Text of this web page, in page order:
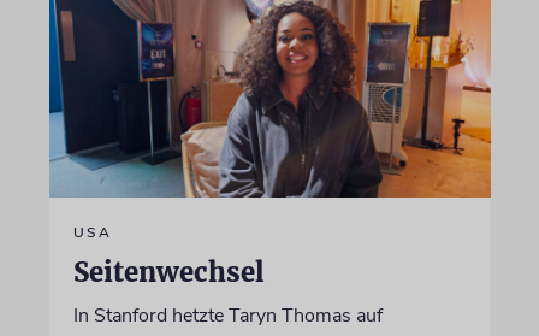
USA
Seitenwechsel
In Stanford hetzte Taryn Thomas auf